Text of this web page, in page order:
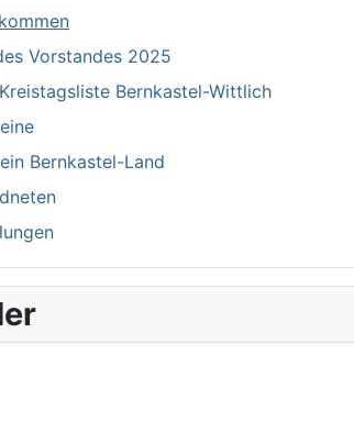
Vorstandes 2025
Bernkastel-Wittlich
Bernkastel-Land